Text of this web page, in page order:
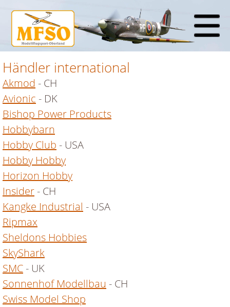
Händler international
Akmod - CH
Avionic - DK
Bishop Power Products
Hobbybarn
Hobby Club - USA
Hobby Hobby
Horizon Hobby
Insider - CH
Kangke Industrial - USA
Ripmax
Sheldons Hobbies
SkyShark
SMC - UK
Sonnenhof Modellbau - CH
Swiss Model Shop